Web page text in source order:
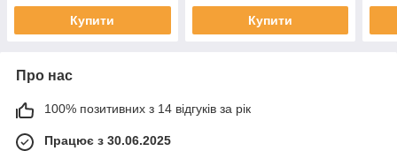
Купити Купити
Про нас
100% позитивних з 14 відгуків за рік
Працює з 30.06.2025